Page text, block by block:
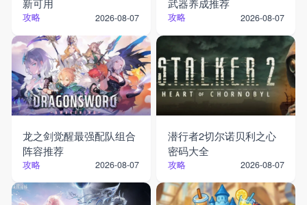
新可用
攻略 2026-08-07
武器养成推荐
攻略 2026-08-07
龙之剑觉醒最强配队组合
阵容推荐
攻略 2026-08-07
潜行者2切尔诺贝利之心
密码大全
攻略 2026-08-07